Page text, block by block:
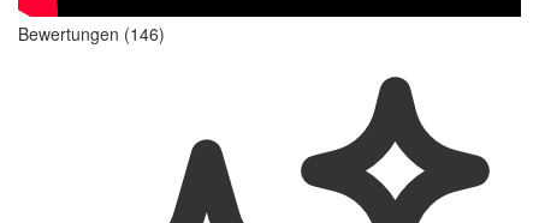
Bewertungen (146)